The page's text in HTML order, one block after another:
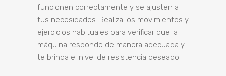
funcionen correctamente y se ajusten a
tus necesidades. Realiza los movimientos y
ejercicios habituales para verificar que la
máquina responde de manera adecuada y
te brinda el nivel de resistencia deseado.